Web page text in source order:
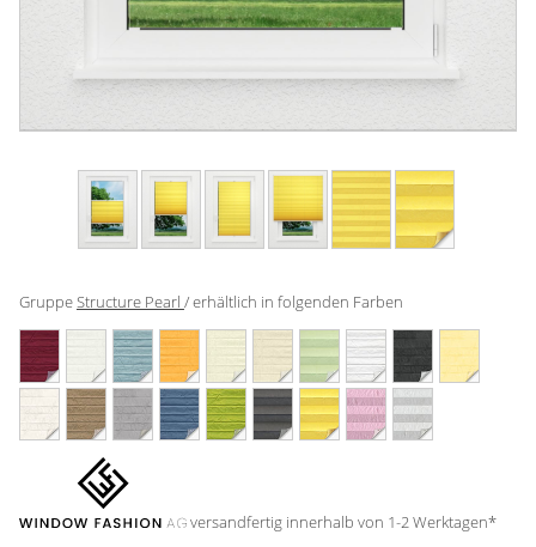
Gardinenstange
GruppeStructure Pearl / erhältlich in folgenden Farben
versandfertig innerhalb von 1-2 Werktagen*